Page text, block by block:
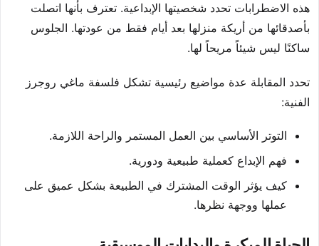
هذه الاضطرابات تحدد شخصيتها الإبداعية. تعترف بأنها اتصلت
بأصدقائها من أريكة منزلها بعد أيام فقط من عودتها. الجلوس
ساكنًا ليس شيئاً مريحاً لها.
تحدد المقابلة عدة مواضيع رئيسية تشكل فلسفة ماغي روجرز
الفنية:
التوتر الأساسي بين العمل المستمر والراحة اللازمة.
فهم الإبداع كعملية طبيعية ودورية.
كيف يؤثر الوقت المشترك في الطبيعة بشكل عميق على
عملها ووجهة نظرها.